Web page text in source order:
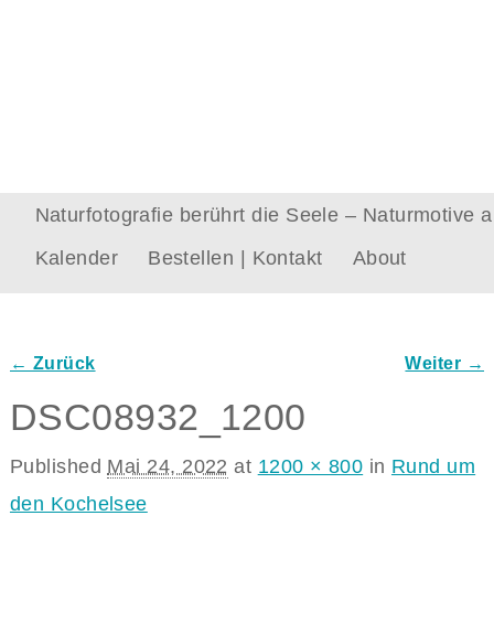
Naturfotografie berührt die Seele – Naturmotive
Kalender
Bestellen | Kontakt About
← Zurück Weiter →
DSC08932_1200
Published Mai 24, 2022 at 1200 × 800 in Rund um
den Kochelsee